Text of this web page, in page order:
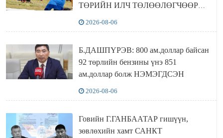
ТӨРИЙН ИЛЧ ТӨЛӨӨЛӨГЧӨӨР
2026-08-06
Б.ДАШПҮРЭВ: 800 ам.доллар байсан
92 төрлийн бензины үнэ 851
ам.доллар болж НЭМЭГДСЭН
2026-08-06
Говийн Г.ГАНБААТАР гишүүн,
зөвлөхийн хамт САНКТ